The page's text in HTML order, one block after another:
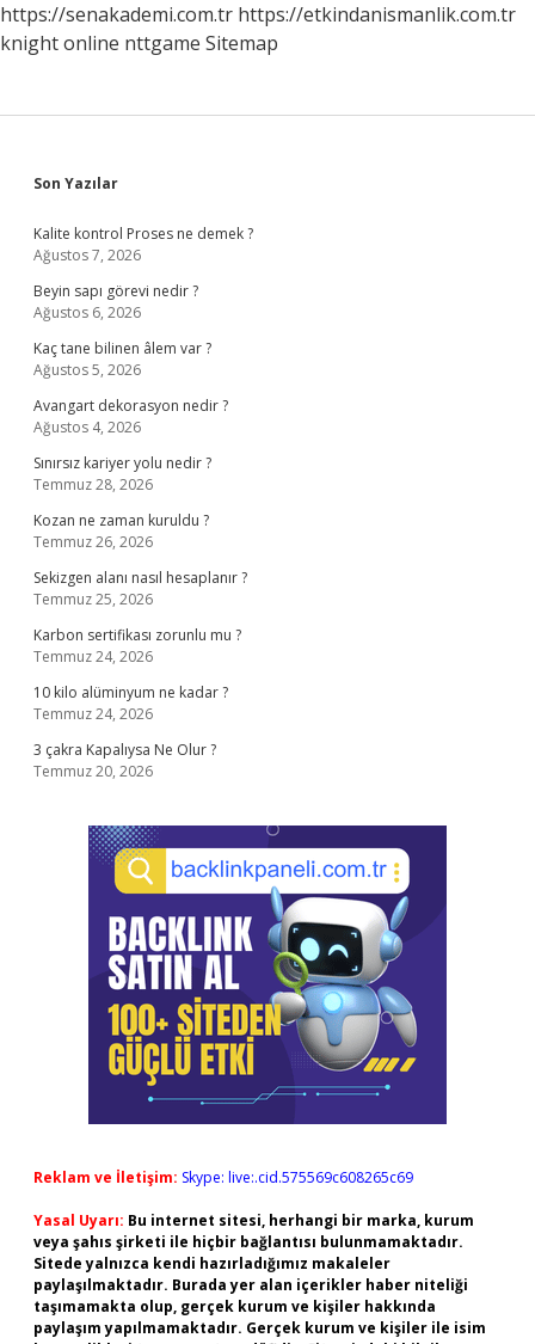
https://senakademi.com.tr https://etkindanismanlik.com.tr
knight online nttgame Sitemap
Sidebar
Son Yazılar
Kalite kontrol Proses ne demek ?
Ağustos 7, 2026
Beyin sapı görevi nedir ?
Ağustos 6, 2026
Kaç tane bilinen âlem var ?
Ağustos 5, 2026
Avangart dekorasyon nedir ?
Ağustos 4, 2026
Sınırsız kariyer yolu nedir ?
Temmuz 28, 2026
Kozan ne zaman kuruldu ?
Temmuz 26, 2026
Sekizgen alanı nasıl hesaplanır ?
Temmuz 25, 2026
Karbon sertifikası zorunlu mu ?
Temmuz 24, 2026
10 kilo alüminyum ne kadar ?
Temmuz 24, 2026
3 çakra Kapalıysa Ne Olur ?
Temmuz 20, 2026
Reklam ve İletişim: Skype: live:.cid.575569c608265c69
Yasal Uyarı: Bu internet sitesi, herhangi bir marka, kurum
veya şahıs şirketi ile hiçbir bağlantısı bulunmamaktadır.
Sitede yalnızca kendi hazırladığımız makaleler
paylaşılmaktadır. Burada yer alan içerikler haber niteliği
taşımamakta olup, gerçek kurum ve kişiler hakkında
paylaşım yapılmamaktadır. Gerçek kurum ve kişiler ile isim